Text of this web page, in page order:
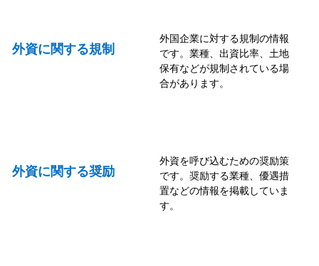
外資に関する規制
外国企業に対する規制の情報
です。業種、出資比率、土地
保有などが規制されている場
合があります。
外資に関する奨励
外資を呼び込むための奨励策
です。奨励する業種、優遇措
置などの情報を掲載していま
す。